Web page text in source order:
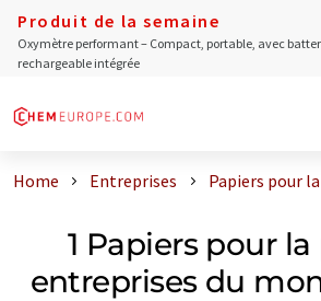
Produit de la semaine
Oxymètre performant – Compact, portable, avec
rechargeable intégrée
Home Entreprises Papiers pour
1 Papiers pour la
entreprises du